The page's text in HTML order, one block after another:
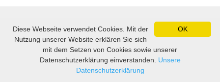
OK
Diese Webseite verwendet Cookies. Mit der
Nutzung unserer Website erklären Sie sich
mit dem Setzen von Cookies sowie unserer
Datenschutzerklärung einverstanden. Unsere
Datenschutzerklärung